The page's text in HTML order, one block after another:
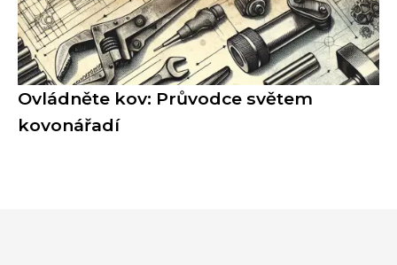
Ovládněte kov: Průvodce světem
kovonářadí